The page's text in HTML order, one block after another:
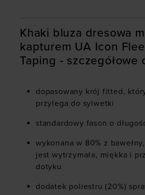
Khaki bluza dresowa
kapturem UA Icon
Taping - szczegółowe
dopasowany krój fitted,
przylega do sylwetki
standardowy fason o
wykonana w 80% z
jest wytrzymała, miękka i
dotyku
dodatek poliestru (20%)